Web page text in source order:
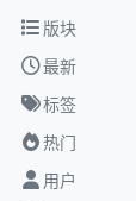
跳转至内容
版块
最新
标签
热门
用户